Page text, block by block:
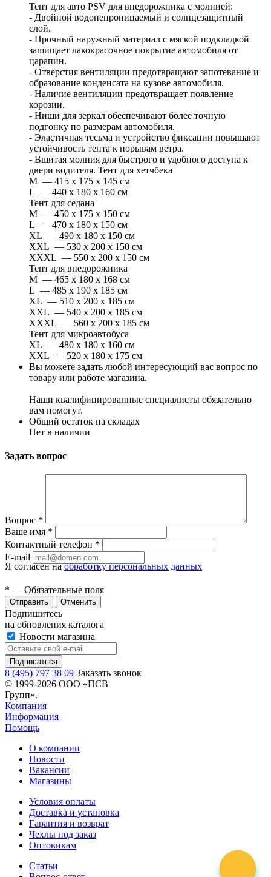
Тент для авто PSV для внедорожника с молнией:
- Двойной водонепроницаемый и солнцезащитный
слой.
- Прочный наружный материал с мягкой подкладкой
защищает лакокрасочное покрытие автомобиля от
царапин.
- Отверстия вентиляции предотвращают запотевание и
образование конденсата на кузове автомобиля.
- Наличие вентиляции предотвращает появление
корозии.
- Ниши для зеркал обеспечивают более точную
подгонку по размерам автомобиля.
- Эластичная тесьма и устройство фиксации повышают
устойчивость тента к порывам ветра.
- Вшитая молния для быстрого и удобного доступа к
двери водителя. Тент для хетчбека
M — 415 x 175 x 145 см
L — 440 x 180 x 160 см
Тент для седана
M — 450 x 175 x 150 см
L — 470 x 180 x 150 см
XL — 490 x 180 x 150 см
XXL — 530 x 200 x 150 см
XXXL — 550 x 200 x 150 см
Тент для внедорожника
M — 465 x 180 x 168 см
L — 485 x 190 x 185 см
XL — 510 x 200 x 185 см
XXL — 540 x 200 x 185 см
XXXL — 560 x 200 x 185 см
Тент для микроавтобуса
XL — 480 x 180 x 160 см
XXL — 520 x 180 x 175 см
Вы можете задать любой интересующий вас вопрос по
товару или работе магазина.
Наши квалифицированные специалисты обязательно
вам помогут.
Общий остаток на складах
Нет в наличии
Задать вопрос
Вопрос *
Ваше имя *
Контактный телефон *
E-mail
Я согласен наобработку персональных данных
* — Обязательные поля
Отменить
Подпишитесь
на обновления каталога
Новости магазина
8 (495) 797 38 09 Заказать звонок
© 1999-2026 ООО «ПСВ
Групп».
Компания
Информация
Помощь
О компании
Новости
Вакансии
Магазины
Условия оплаты
Доставка и установка
Гарантия и возврат
Чехлы под заказ
Оптовикам
Статьи